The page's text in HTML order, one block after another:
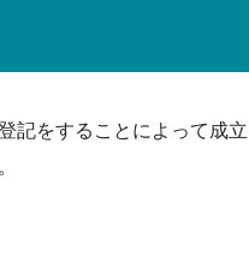
記をすることによって成立